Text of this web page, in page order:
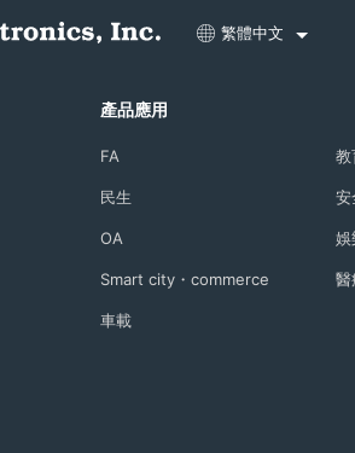
繁體中文
產品應用
FA 教
民生 安
OA 娛
Smart city・commerce 醫
車載